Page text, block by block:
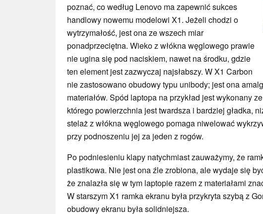
poznać, co według Lenovo ma zapewnić sukces
handlowy nowemu modelowi X1. Jeżeli chodzi o
wytrzymałość, jest ona ze wszech miar
ponadprzeciętna. Wieko z włókna węglowego prawie
nie ugina się pod naciskiem, nawet na środku, gdzie
ten element jest zazwyczaj najsłabszy. W X1 Carbon
nie zastosowano obudowy typu unibody; jest ona
materiałów. Spód laptopa na przykład jest wykonany
którego powierzchnia jest twardsza i bardziej gładka,
stelaż z włókna węglowego pomaga niwelować
przy podnoszeniu jej za jeden z rogów.
Po podniesieniu klapy natychmiast zauważymy, że
plastikowa. Nie jest ona źle zrobiona, ale wydaje się
że znalazła się w tym laptopie razem z materiałami
W starszym X1 ramka ekranu była przykryta szybą z
obudowy ekranu była solidniejsza.